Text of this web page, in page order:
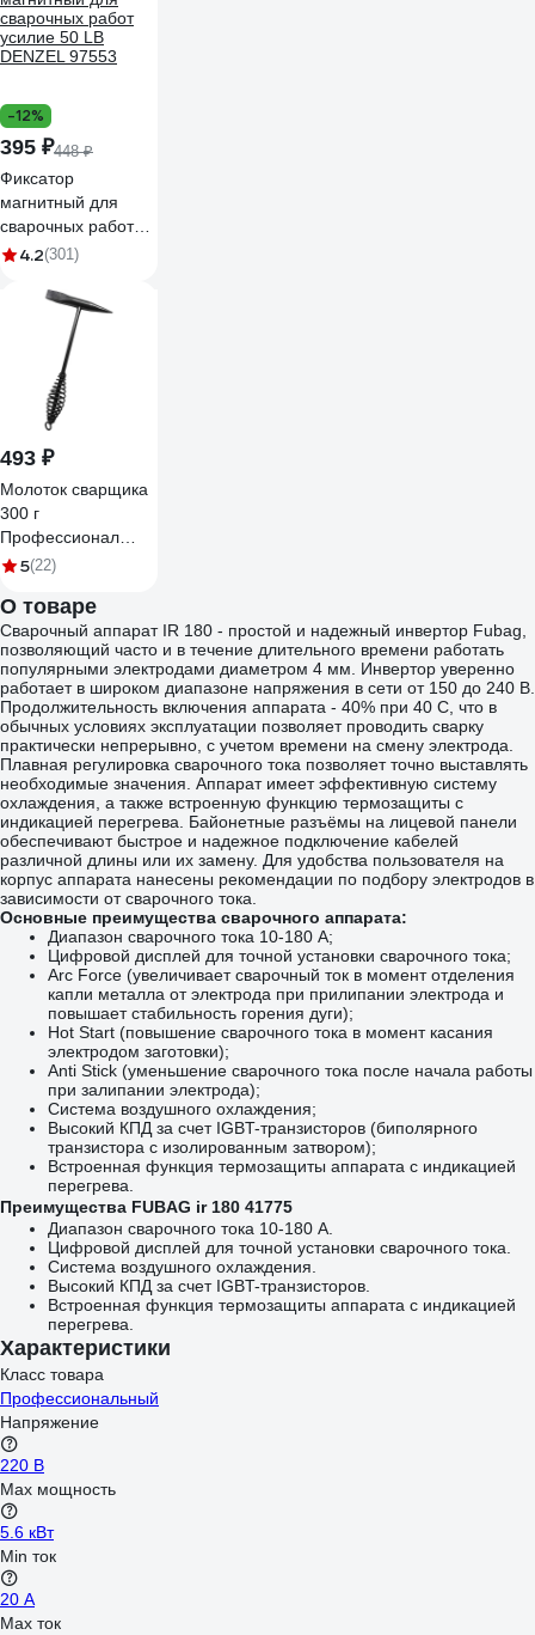
-12%
395 ₽448 ₽
Фиксатор
магнитный для
сварочных работ
усилие 50 LB
4.2(301)
493 ₽
Молоток сварщика
300 г
Профессионал
10763
5(22)
О товаре
Сварочный аппарат IR 180 - простой и надежный инвертор Fubag,
позволяющий часто и в течение длительного времени работать
популярными электродами диаметром 4 мм. Инвертор уверенно
работает в широком диапазоне напряжения в сети от 150 до 240 В.
Продолжительность включения аппарата - 40% при 40 С, что в
обычных условиях эксплуатации позволяет проводить сварку
практически непрерывно, с учетом времени на смену электрода.
Плавная регулировка сварочного тока позволяет точно выставлять
необходимые значения. Аппарат имеет эффективную систему
охлаждения, а также встроенную функцию термозащиты с
индикацией перегрева. Байонетные разъёмы на лицевой панели
обеспечивают быстрое и надежное подключение кабелей
различной длины или их замену. Для удобства пользователя на
корпус аппарата нанесены рекомендации по подбору электродов в
зависимости от сварочного тока.
Основные преимущества сварочного аппарата:
Диапазон сварочного тока 10-180 А;
Цифровой дисплей для точной установки сварочного тока;
Arc Force (увеличивает сварочный ток в момент отделения
капли металла от электрода при прилипании электрода и
повышает стабильность горения дуги);
Hot Start (повышение сварочного тока в момент касания
электродом заготовки);
Anti Stick (уменьшение сварочного тока после начала работы
при залипании электрода);
Система воздушного охлаждения;
Высокий КПД за счет IGBT-транзисторов (биполярного
транзистора с изолированным затвором);
Встроенная функция термозащиты аппарата с индикацией
перегрева.
Преимущества FUBAG ir 180 41775
Диапазон сварочного тока 10-180 А.
Цифровой дисплей для точной установки сварочного тока.
Система воздушного охлаждения.
Высокий КПД за счет IGBT-транзисторов.
Встроенная функция термозащиты аппарата с индикацией
перегрева.
Характеристики
Класс товара
Профессиональный
Напряжение
220 В
Max мощность
5.6 кВт
Min ток
20 А
Max ток